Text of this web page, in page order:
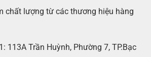
chất lượng từ các thương hiệu hàng
113A Trần Huỳnh, Phường 7, TP.Bạc